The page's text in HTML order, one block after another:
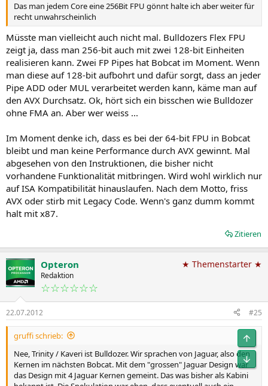
Das man jedem Core eine 256Bit FPU gönnt halte ich aber weiter für
recht unwahrscheinlich
Müsste man vielleicht auch nicht mal. Bulldozers Flex FPU
zeigt ja, dass man 256-bit auch mit zwei 128-bit Einheiten
realisieren kann. Zwei FP Pipes hat Bobcat im Moment. Wenn
man diese auf 128-bit aufbohrt und dafür sorgt, dass an jeder
Pipe ADD oder MUL verarbeitet werden kann, käme man auf
den AVX Durchsatz. Ok, hört sich ein bisschen wie Bulldozer
ohne FMA an. Aber wer weiss ...
Im Moment denke ich, dass es bei der 64-bit FPU in Bobcat
bleibt und man keine Performance durch AVX gewinnt. Mal
abgesehen von den Instruktionen, die bisher nicht
vorhandene Funktionalität mitbringen. Wird wohl wirklich nur
auf ISA Kompatibilität hinauslaufen. Nach dem Motto, friss
AVX oder stirb mit Legacy Code. Wenn's ganz dumm kommt
halt mit x87.
Zitieren
Opteron
Redaktion
☆☆☆☆☆☆
★ Themenstarter ★
22.07.2012 #25
gruffi schrieb:
Nee, Trinity / Kaveri ist Bulldozer. Wir sprachen von Jaguar, also den
Kernen im nächsten Bobcat. Mit dem "grossen" Jaguar Design war
das Design mit 4 Jaguar Kernen gemeint. Das was bisher als Kabini